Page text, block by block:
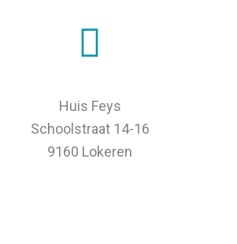
Huis Feys
Schoolstraat 14-16
9160 Lokeren